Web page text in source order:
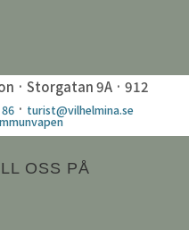
· Storgatan 9A · 912
· turist@vilhelmina.se
OSS PÅ